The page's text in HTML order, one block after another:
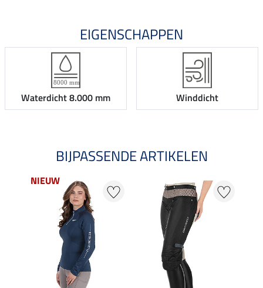
EIGENSCHAPPEN
Waterdicht 8.000 mm Winddicht
BIJPASSENDE ARTIKELEN
NIEUW